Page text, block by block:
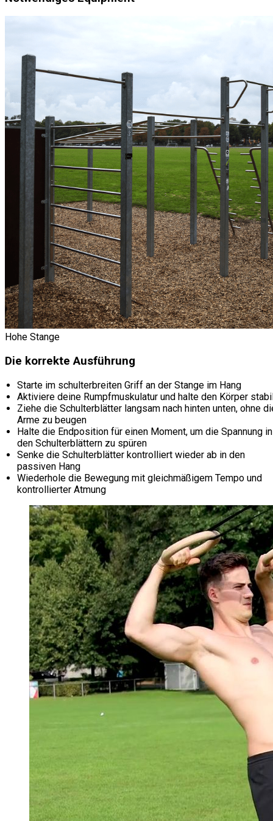
Hohe Stange
Die korrekte Ausführung
Starte im schulterbreiten Griff an der Stange im Hang
Aktiviere deine Rumpfmuskulatur und halte den Körper
Ziehe die Schulterblätter langsam nach hinten unten, ohne
Arme zu beugen
Halte die Endposition für einen Moment, um die Spannung in
den Schulterblättern zu spüren
Senke die Schulterblätter kontrolliert wieder ab in den
passiven Hang
Wiederhole die Bewegung mit gleichmäßigem Tempo und
kontrollierter Atmung